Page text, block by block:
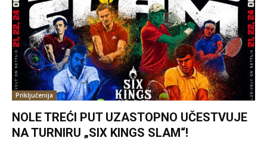
Priključenija
NOLE TREĆI PUT UZASTOPNO UČESTVUJE
NA TURNIRU „SIX KINGS SLAM“!